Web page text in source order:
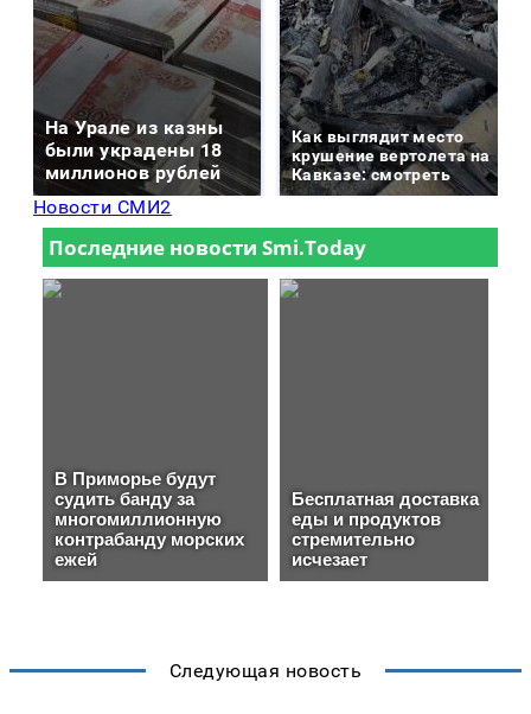
На Урале из казны
были украдены 18
миллионов рублей
Как выглядит место
крушение вертолета на
Кавказе: смотреть
Новости СМИ2
Следующая новость